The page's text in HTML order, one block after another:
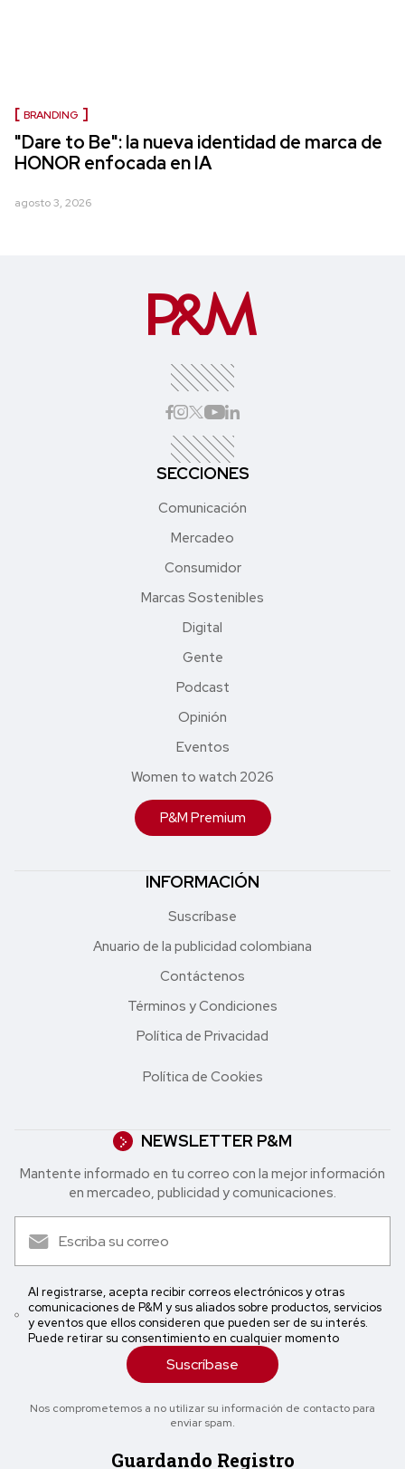
BRANDING
"Dare to Be": la nueva identidad de marca de
HONOR enfocada en IA
agosto 3, 2026
SECCIONES
Comunicación
Mercadeo
Consumidor
Marcas Sostenibles
Digital
Gente
Podcast
Opinión
Eventos
Women to watch 2026
P&M Premium
INFORMACIÓN
Suscríbase
Anuario de la publicidad colombiana
Contáctenos
Términos y Condiciones
Política de Privacidad
Política de Cookies
NEWSLETTER P&M
Mantente informado en tu correo con la mejor in formación
en mercadeo, publicidad y comunicaciones.
Al registrarse, acepta recibir correos electrónicos y otras
comunicaciones de P&M y sus aliados sobre productos, servicios
y eventos que ellos consideren que pueden ser de su interés.
Puede retirar su consentimiento en cualquier momento
Suscríbase
Nos comprometemos a no utilizar su información de contacto para
enviar spam.
Guardando Registro